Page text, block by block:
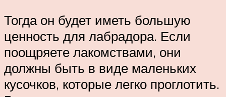
Тогда он будет иметь большую
ценность для лабрадора. Если
поощряете лакомствами, они
должны быть в виде маленьких
кусочков, которые легко проглотить.